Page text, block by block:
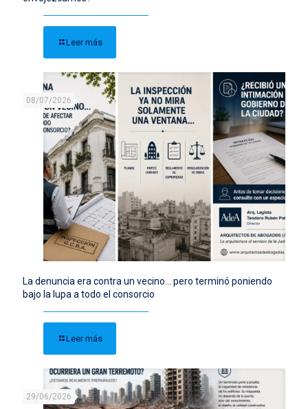
Leer más
08/07/2026
La denuncia era contra un vecino… pero terminó poniendo
bajo la lupa a todo el consorcio
Leer más
29/06/2026